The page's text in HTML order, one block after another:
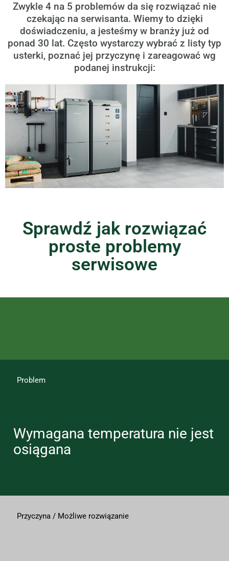
Zwykle 4 na 5 problemów da się rozwiązać nie
czekając na serwisanta. Wiemy to dzięki
doświadczeniu, a jesteśmy w branży już od
ponad 30 lat. Często wystarczy wybrać z listy typ
usterki, poznać jej przyczynę i zareagować wg
podanej instrukcji:
Sprawdź jak rozwiązać
proste problemy
serwisowe
Problem
Wymagana temperatura nie jest
osiągana
Przyczyna / Możliwe rozwiązanie